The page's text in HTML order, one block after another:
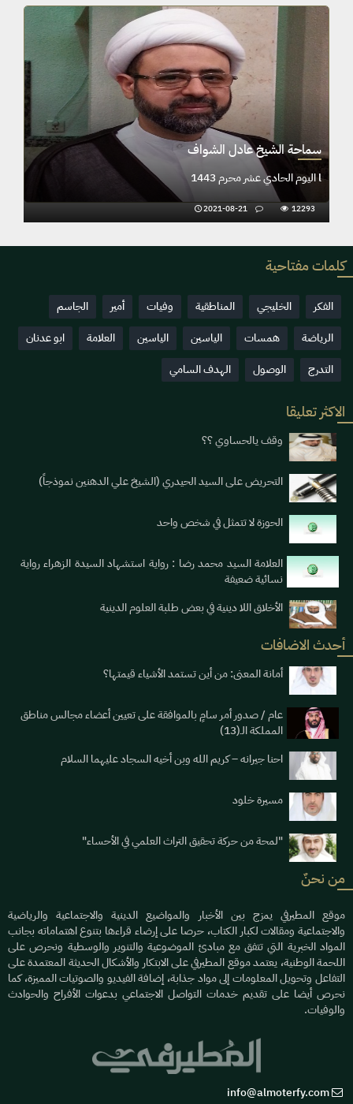
سماحة الشيخ عادل الشواف
l اليوم الحادي عشر محرم 1443
كلمات مفتاحية
الفكر الخليجي المناطقية وفيات أمير
الجاسم
الرياضة
همسات الياسين الياسين العلامة
ابو عدنان
التدرج
الوصول الهدف السامي
الاكثر تعليقا
وقف يالحساوي ؟؟
التحريض على السيد الحيدري (الشيخ علي الدهنين نموذجاً)
الحوزة لا تتمثل في شخص واحد
العلامة السيد محمد رضا : رواية استشهاد السيدة الزهراء رواية
نسائية ضعيفة
الأخلاق اللا دينية في بعض طلبة العلوم الدينية
أحدث الاضافات
أمانة المعنى: من أين تستمد الأشياء قيمتها؟
عام / صدور أمر سامٍ بالموافقة على تعيين أعضاء مجالس مناطق
المملكة الـ(13)
احنا جيرانه – كريم الله وبن أخيه السجاد عليهما السلام
مسيرة خلود
"لمحة من حركة تحقيق التراث العلمي في الأحساء"
من نحنٌ
موقع المطيرفي يمزج بين الأخبار والمواضيع الدينية والاجتماعية والرياضية
والاجتماعية ومقالات لكبار الكتاب، حرصا على إرضاء قراءها بتنوع اهتماماته بجانب
المواد الخبرية التي تتفق مع مبادئ الموضوعية والتنوير والوسطية ونحرص على
اللحمة الوطنية، يعتمد موقع المطيرفي على الابتكار والأشكال الحديثة المعتمدة على
التفاعل وتحويل المعلومات إلى مواد جذابة، إضافة الفيديو والصوتيات المميزة، كما
نحرص أيضا على تقديم خدمات التواصل الاجتماعي بدعوات الأفراح والحوادث
والوفيات.
info@almoterfy.com